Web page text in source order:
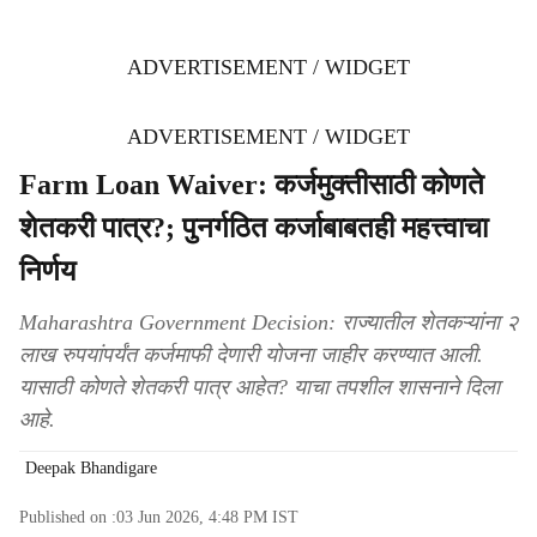
ADVERTISEMENT / WIDGET
ADVERTISEMENT / WIDGET
Farm Loan Waiver: कर्जमुक्तीसाठी कोणते
शेतकरी पात्र?; पुनर्गठित कर्जाबाबतही महत्त्वाचा
निर्णय
Maharashtra Government Decision: राज्यातील शेतकऱ्यांना २
लाख रुपयांपर्यंत कर्जमाफी देणारी योजना जाहीर करण्यात आली.
यासाठी कोणते शेतकरी पात्र आहेत? याचा तपशील शासनाने दिला
आहे.
Deepak Bhandigare
Published on :03 Jun 2026, 4:48 PM IST